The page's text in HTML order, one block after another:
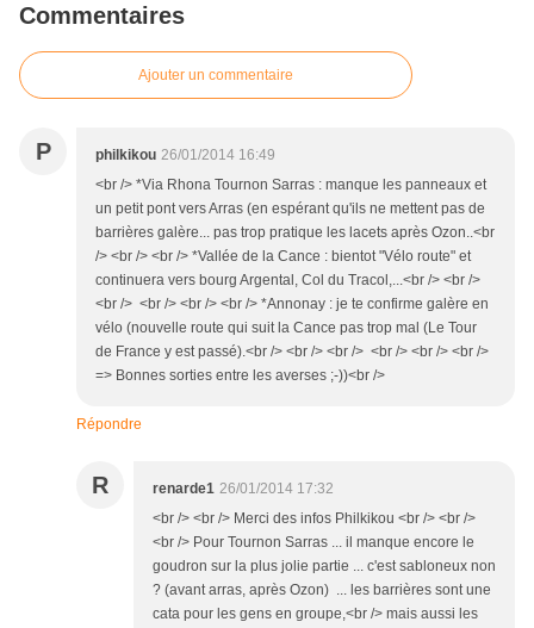
Commentaires
Ajouter un commentaire
P philkikou 26/01/2014 16:49
<br /> *Via Rhona Tournon Sarras : manque les panneaux et
un petit pont vers Arras (en espérant qu'ils ne mettent pas de
barrières galère... pas trop pratique les lacets après Ozon..<br
/> <br /> <br /> *Vallée de la Cance : bientot "Vélo route" et
continuera vers bourg Argental, Col du Tracol,...<br /> <br />
<br /> <br /> <br /> <br /> *Annonay : je te confirme galère en
vélo (nouvelle route qui suit la Cance pas trop mal (Le Tour
de France y est passé).<br /> <br /> <br /> <br /> <br /> <br />
=> Bonnes sorties entre les averses ;-))<br />
Répondre
R renarde1 26/01/2014 17:32
<br /> <br /> Merci des infos Philkikou <br /> <br />
<br /> Pour Tournon Sarras ... il manque encore le
goudron sur la plus jolie partie ... c'est sabloneux non
? (avant arras, après Ozon) ... les barrières sont une
cata pour les gens en groupe,<br /> mais aussi les